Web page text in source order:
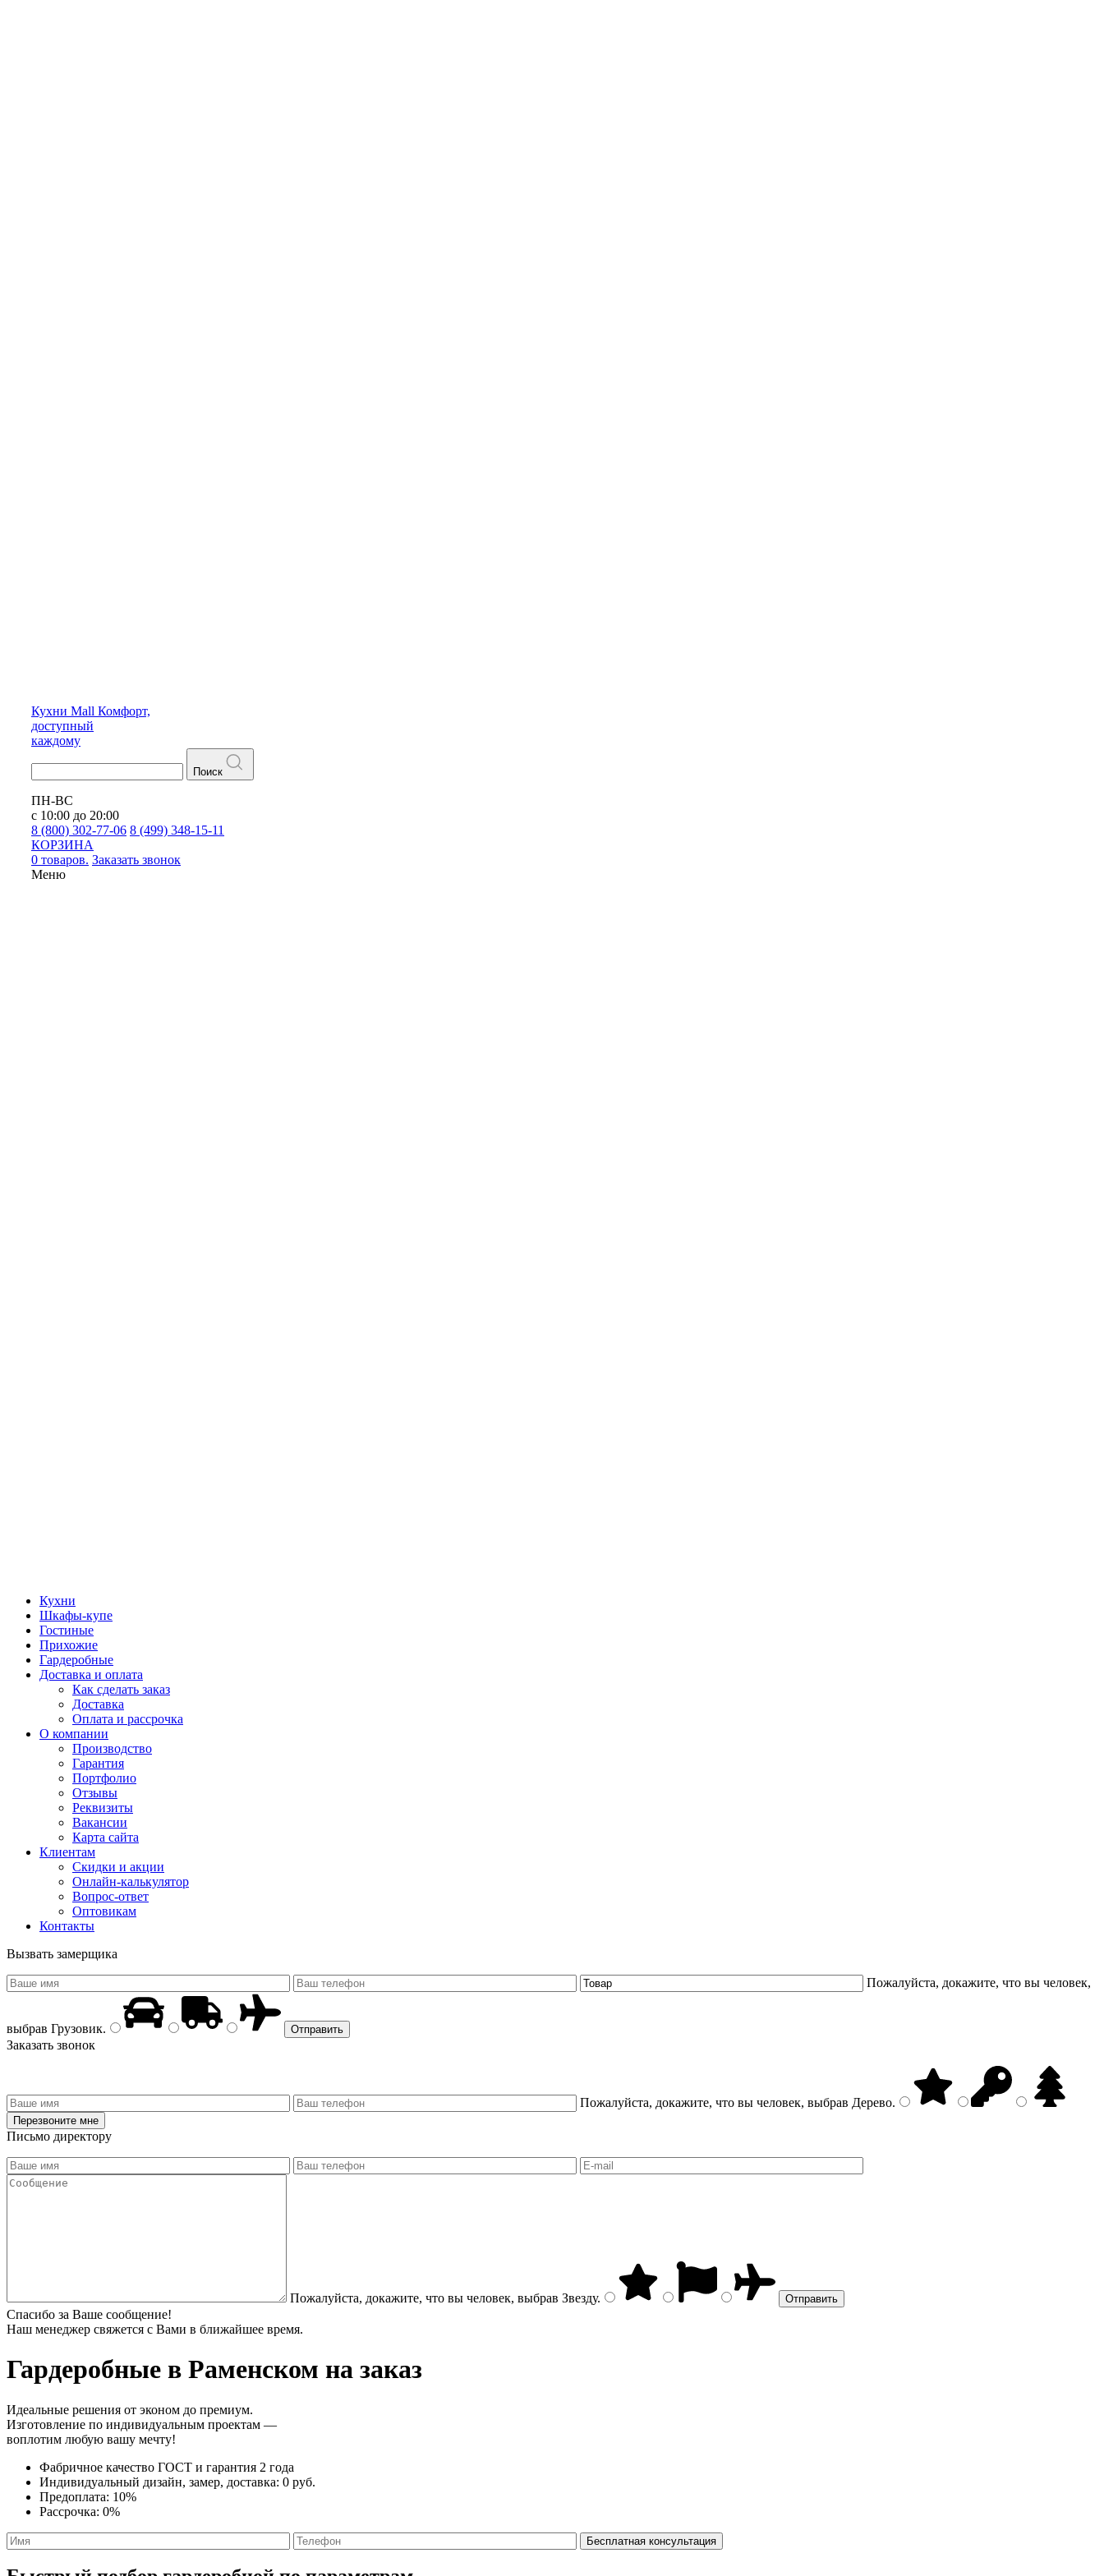
Кухни Mall Комфорт,
доступный
каждому
Поиск
ПН-ВС
с 10:00 до 20:00
8 (800) 302-77-06 8 (499) 348-15-11
КОРЗИНА
0 товаров. Заказать звонок
Меню
Кухни
Шкафы-купе
Гостиные
Прихожие
Гардеробные
Доставка и оплата
Как сделать заказ
Доставка
Оплата и рассрочка
О компании
Производство
Гарантия
Портфолио
Отзывы
Реквизиты
Вакансии
Карта сайта
Клиентам
Скидки и акции
Онлайн-калькулятор
Вопрос-ответ
Оптовикам
Контакты
Вызвать замерщика
Пожалуйста, докажите, что вы человек,
выбрав Грузовик.
Заказать звонок
Пожалуйста, докажите, что вы человек, выбрав Дерево.
Письмо директору
Пожалуйста, докажите, что вы человек, выбрав Звезду.
Спасибо за Ваше сообщение!
Наш менеджер свяжется с Вами в ближайшее время.
Гардеробные в Раменском на заказ
Идеальные решения от эконом до премиум.
Изготовление по индивидуальным проектам —
воплотим любую вашу мечту!
Фабричное качество ГОСТ и гарантия 2 года
Индивидуальный дизайн, замер, доставка: 0 руб.
Предоплата: 10%
Рассрочка: 0%